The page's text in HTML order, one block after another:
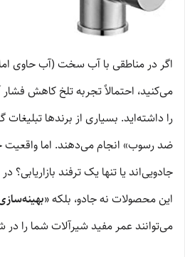
اگر در مناطقی با آب سخت (آب حاوی
می‌کنید، احتمالاً تجربه تلخ کاهش
را داشته‌اید. بسیاری از برندها
ضد رسوب» انجام می‌دهند. اما واقعیت
جادویی‌اند یا تنها یک ترفند بازاریابی؟
این محصولات نه جادو، بلکه
می‌توانند عمر مفید شیرآلات شما را